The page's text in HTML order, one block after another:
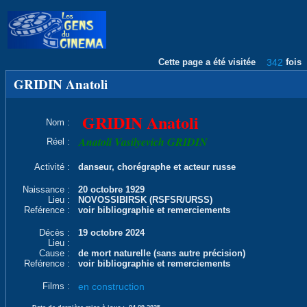
Cette page a été visitée 342 fois
GRIDIN Anatoli
Nom : GRIDIN Anatoli
Réel : Anatoli Vasilyevich GRIDIN
Activité : danseur, chorégraphe et acteur russe
Naissance :
20 octobre 1929
Lieu :
NOVOSSIBIRSK (RSFSR/URSS)
Reférence :
voir bibliographie et remerciements
Décès :
19 octobre 2024
Lieu :
Cause :
de mort naturelle (sans autre précision)
Reférence :
voir bibliographie et remerciements
Films : en construction